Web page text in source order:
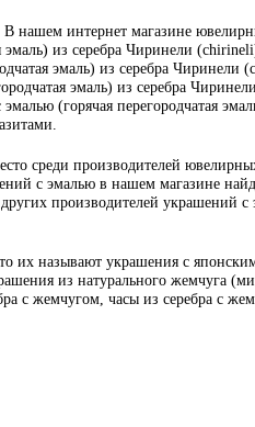
интернет магазине
из серебра Чиринели
эмаль) из серебра
эмаль) из серебра
(горячая перегородчатая
среди производителей
с эмалью в нашем магазине
производителей
их называют украшения с
из натурального жемчуга
с жемчугом, часы из серебра с